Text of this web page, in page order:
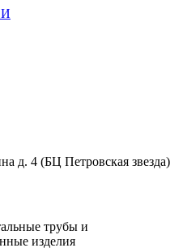
д. 4 (БЦ Петровская звезда)